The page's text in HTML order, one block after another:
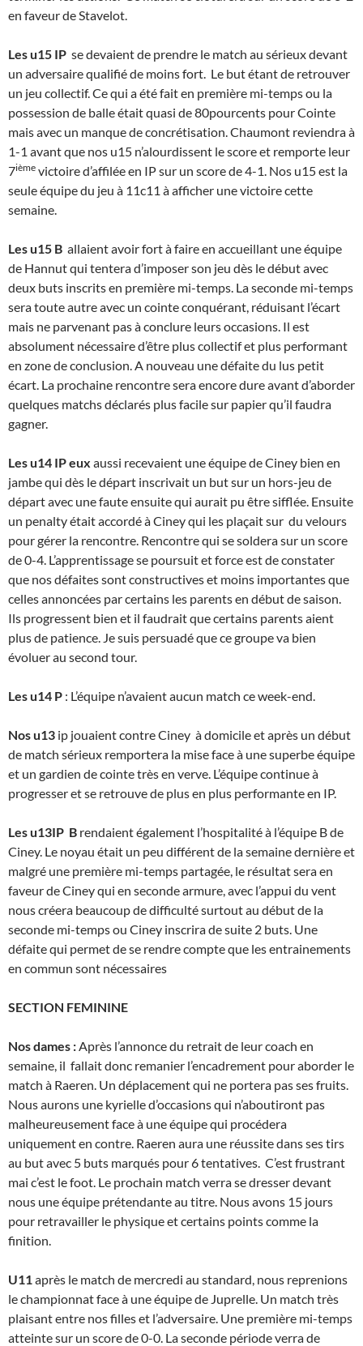
en faveur de Stavelot.
Les u15 IP se devaient de prendre le match au sérieux devant
un adversaire qualifié de moins fort. Le but étant de retrouver
un jeu collectif. Ce qui a été fait en première mi-temps ou la
possession de balle était quasi de 80pourcents pour Cointe
mais avec un manque de concrétisation. Chaumont reviendra à
1-1 avant que nos u15 n’alourdissent le score et remporte leur
7ième victoire d’affilée en IP sur un score de 4-1. Nos u15 est la
seule équipe du jeu à 11c11 à afficher une victoire cette
semaine.
Les u15 B allaient avoir fort à faire en accueillant une équipe
de Hannut qui tentera d’imposer son jeu dès le début avec
deux buts inscrits en première mi-temps. La seconde mi-temps
sera toute autre avec un cointe conquérant, réduisant l’écart
mais ne parvenant pas à conclure leurs occasions. Il est
absolument nécessaire d’être plus collectif et plus performant
en zone de conclusion. A nouveau une défaite du lus petit
écart. La prochaine rencontre sera encore dure avant d’aborder
quelques matchs déclarés plus facile sur papier qu’il faudra
gagner.
Les u14 IP eux aussi recevaient une équipe de Ciney bien en
jambe qui dès le départ inscrivait un but sur un hors-jeu de
départ avec une faute ensuite qui aurait pu être sifflée. Ensuite
un penalty était accordé à Ciney qui les plaçait sur du velours
pour gérer la rencontre. Rencontre qui se soldera sur un score
de 0-4. L’apprentissage se poursuit et force est de constater
que nos défaites sont constructives et moins importantes que
celles annoncées par certains les parents en début de saison.
Ils progressent bien et il faudrait que certains parents aient
plus de patience. Je suis persuadé que ce groupe va bien
évoluer au second tour.
Les u14 P : L’équipe n’avaient aucun match ce week-end.
Nos u13 ip jouaient contre Ciney à domicile et après un début
de match sérieux remportera la mise face à une superbe équipe
et un gardien de cointe très en verve. L’équipe continue à
progresser et se retrouve de plus en plus performante en IP.
Les u13IP B rendaient également l’hospitalité à l’équipe B de
Ciney. Le noyau était un peu différent de la semaine dernière et
malgré une première mi-temps partagée, le résultat sera en
faveur de Ciney qui en seconde armure, avec l’appui du vent
nous créera beaucoup de difficulté surtout au début de la
seconde mi-temps ou Ciney inscrira de suite 2 buts. Une
défaite qui permet de se rendre compte que les entrainements
en commun sont nécessaires
SECTION FEMININE
Nos dames :Après l’annonce du retrait de leur coach en
semaine, il fallait donc remanier l’encadrement pour aborder le
match à Raeren. Un déplacement qui ne portera pas ses fruits.
Nous aurons une kyrielle d’occasions qui n’aboutiront pas
malheureusement face à une équipe qui procédera
uniquement en contre. Raeren aura une réussite dans ses tirs
au but avec 5 buts marqués pour 6 tentatives. C’est frustrant
mai c’est le foot. Le prochain match verra se dresser devant
nous une équipe prétendante au titre. Nous avons 15 jours
pour retravailler le physique et certains points comme la
finition.
U11après le match de mercredi au standard, nous reprenions
le championnat face à une équipe de Juprelle. Un match très
plaisant entre nos filles et l’adversaire. Une première mi-temps
atteinte sur un score de 0-0. La seconde période verra de